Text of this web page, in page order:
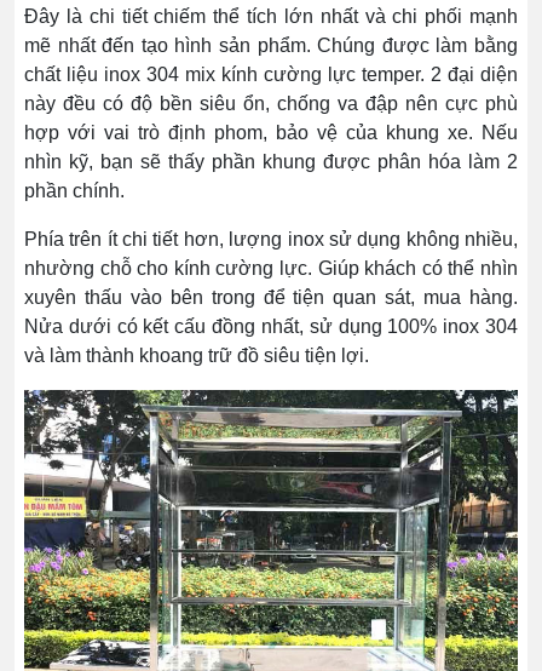
Đây là chi tiết chiếm thể tích lớn nhất và chi phối mạnh
mẽ nhất đến tạo hình sản phẩm. Chúng được làm bằng
chất liệu inox 304 mix kính cường lực temper. 2 đại diện
này đều có độ bền siêu ổn, chống va đập nên cực phù
hợp với vai trò định phom, bảo vệ của khung xe. Nếu
nhìn kỹ, bạn sẽ thấy phần khung được phân hóa làm 2
phần chính.
Phía trên ít chi tiết hơn, lượng inox sử dụng không nhiều,
nhường chỗ cho kính cường lực. Giúp khách có thể nhìn
xuyên thấu vào bên trong để tiện quan sát, mua hàng.
Nửa dưới có kết cấu đồng nhất, sử dụng 100% inox 304
và làm thành khoang trữ đồ siêu tiện lợi.